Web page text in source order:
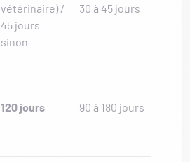
vétérinaire) /
45 jours
sinon
30 à 45 jours
120 jours 90 à 180 jours